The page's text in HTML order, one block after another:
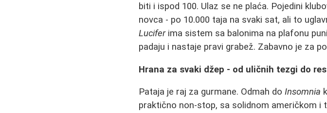
biti i ispod 100. Ulaz se ne plaća. Pojedini
novca - po 10.000 taja na svaki sat, ali to
Luciferima sistem sa balonima na plafonu
padaju i nastaje pravi grabež. Zabavno je za
Hrana za svaki džep - od uličnih tezgi do
Pataja je raj za gurmane. Odmah doInsomnia
praktično non-stop, sa solidnom američkom i